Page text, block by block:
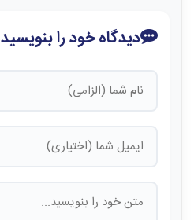
دیدگاه خود را بنویسید